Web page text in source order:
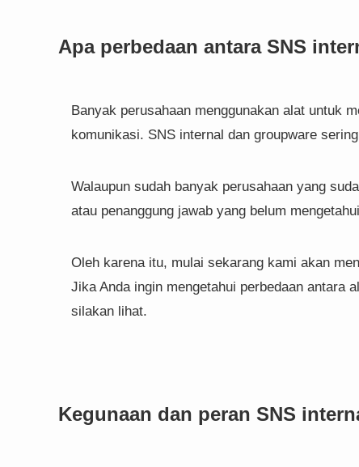
Apa perbedaan antara SNS
Banyak perusahaan menggunakan alat untuk
komunikasi. SNS internal dan groupware
Walaupun sudah banyak perusahaan yang
atau penanggung jawab yang belum
Oleh karena itu, mulai sekarang kami akan
Jika Anda ingin mengetahui perbedaan antara
silakan lihat.
Kegunaan dan peran SNS